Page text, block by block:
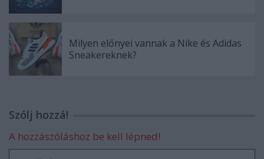
Milyen előnyei vannak a Nike és Adidas
Sneakereknek?
Szólj hozzá!
A hozzászóláshoz be kell lépned!